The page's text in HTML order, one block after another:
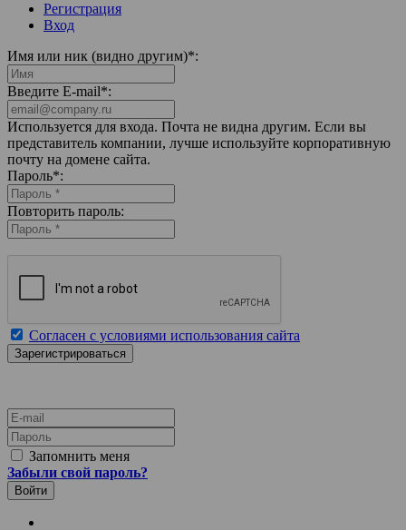
Регистрация
Вход
Имя или ник (видно другим)*:
Введите E-mail*:
Используется для входа. Почта не видна другим. Если вы
представитель компании, лучше используйте корпоративную
почту на домене сайта.
Пароль*:
Повторить пароль:
Согласен с условиями использования сайта
E-mail
Пароль
Запомнить меня
Забыли свой пароль?